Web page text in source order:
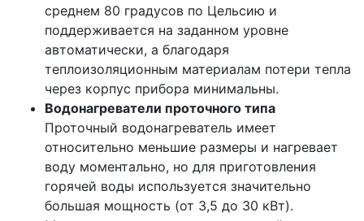
среднем 80 градусов по Цельсию и
поддерживается на заданном уровне
автоматически, а благодаря
теплоизоляционным материалам потери тепла
через корпус прибора минимальны.
Водонагреватели проточного типа
Проточный водонагреватель имеет
относительно меньшие размеры и нагревает
воду моментально, но для приготовления
горячей воды используется значительно
большая мощность (от 3,5 до 30 кВт).